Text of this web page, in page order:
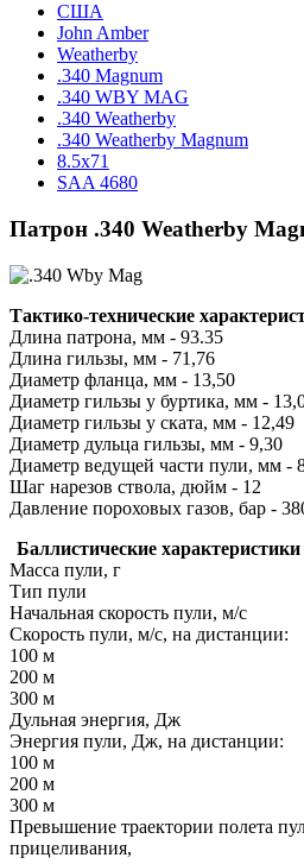
США
John Amber
Weatherby
.340 Magnum
.340 WBY MAG
.340 Weatherby
.340 Weatherby Magnum
8.5x71
SAA 4680
Патрон .340 Weatherby
Тактико-технические
Длина патрона, мм - 93.35
Длина гильзы, мм - 71,76
Диаметр фланца, мм - 13,50
Диаметр гильзы у буртика, мм -
Диаметр гильзы у ската, мм - 12,49
Диаметр дульца гильзы, мм - 9,30
Диаметр ведущей части пули, мм -
Шаг нарезов ствола, дюйм - 12
Давление пороховых газов, бар -
Баллистические
Масса пули, г
Тип пули
Начальная скорость пули, м/с
Скорость пули, м/с, на дистанции:
100 м
200 м
300 м
Дульная энергия, Дж
Энергия пули, Дж, на дистанции:
100 м
200 м
300 м
Превышение траектории полета
прицеливания,